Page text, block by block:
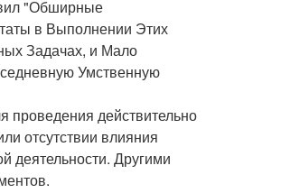
"Обширные
в Выполнении Этих
Задачах, и Мало
Умственную
проведения действительно
отсутствии влияния
деятельности. Другими